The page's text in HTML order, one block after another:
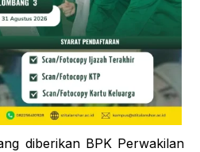
diberikan BPK Perwakilan